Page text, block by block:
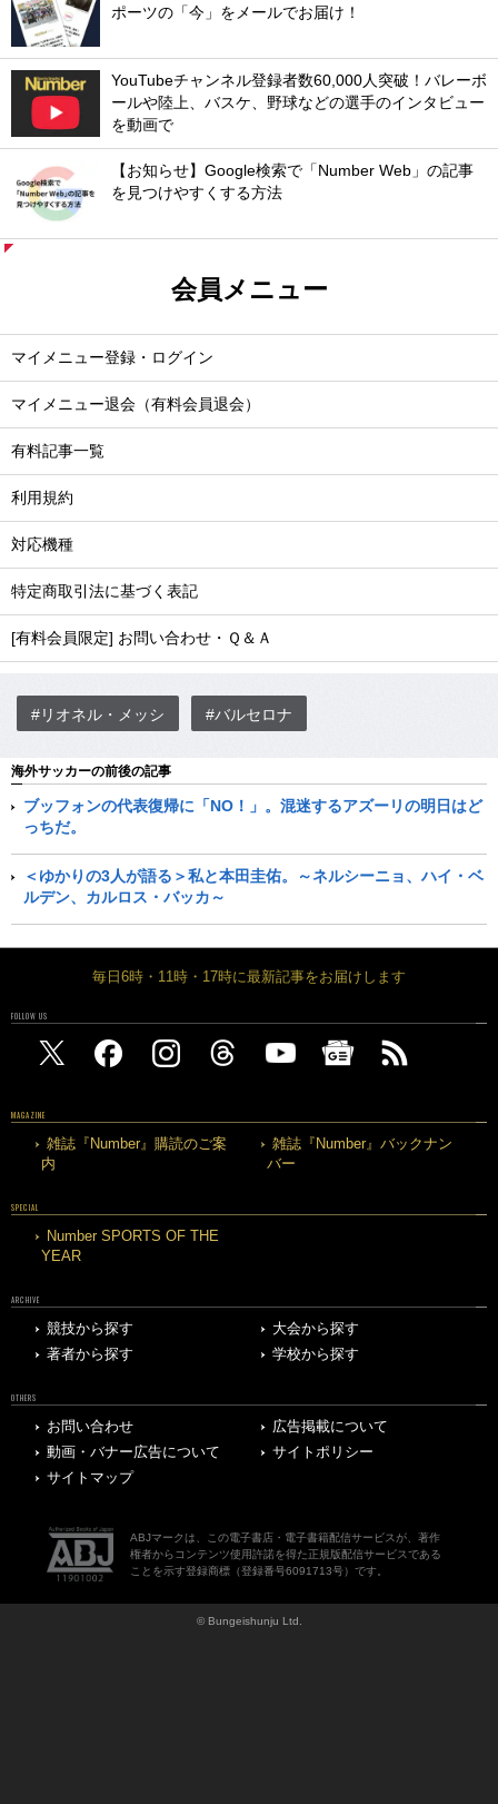
ポーツの「今」をメールでお届け！
YouTubeチャンネル登録者数60,000人突破！バレーボ
ールや陸上、バスケ、野球などの選手のインタビュー
を動画で
【お知らせ】Google検索で「Number Web」の記事
を見つけやすくする方法
会員メニュー
マイメニュー登録・ログイン
マイメニュー退会（有料会員退会）
有料記事一覧
利用規約
対応機種
特定商取引法に基づく表記
[有料会員限定] お問い合わせ・Ｑ＆Ａ
#リオネル・メッシ #バルセロナ
海外サッカーの前後の記事
ブッフォンの代表復帰に「NO！」。混迷するアズーリの明日はど
っちだ。
＜ゆかりの3人が語る＞私と本田圭佑。～ネルシーニョ、ハイ・ベ
ルデン、カルロス・バッカ～
毎日6時・11時・17時に最新記事をお届けします
FOLLOW US
MAGAZINE
雑誌『Number』購読のご案
内
雑誌『Number』バックナン
バー
SPECIAL
Number SPORTS OF THE
YEAR
ARCHIVE
競技から探す
大会から探す
著者から探す
学校から探す
OTHERS
お問い合わせ
広告掲載について
動画・バナー広告について
サイトポリシー
サイトマップ
ABJマークは、この電子書店・電子書籍配信サービスが、著作
権者からコンテンツ使用許諾を得た正規版配信サービスである
ことを示す登録商標（登録番号6091713号）です。
© Bungeishunju Ltd.